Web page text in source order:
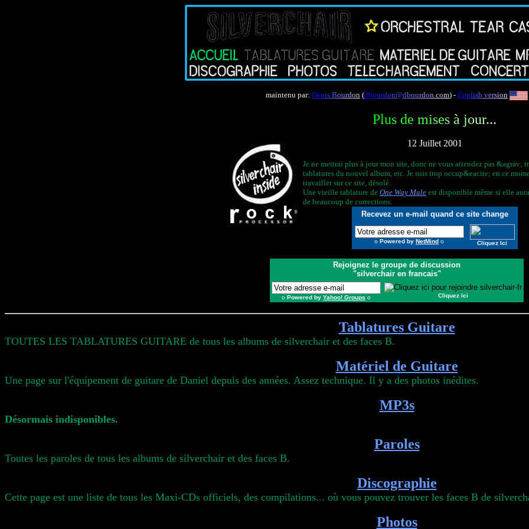
maintenu par: Denis Bourdon (dbourdon@dbourdon.com) - English version
Plus de mises à jour...
12 Juillet 2001
Je ne mettrai plus à jour mon site, donc ne vous attendez pas &agrav;
tablatures du nouvel album, etc. Je suis trop occup&eacite; en ce
travailler sur ce site, désolé.
Une vieille tablature de One Way Mule est disponible même si elle
de beaucoup de corrections.
Recevez un e-mail quand ce site change
o Powered by NetMind o Cliquez Ici
Rejoignez le groupe de discussion
"silverchair en francais"
o Powered by Yahoo! Groups o Cliquez Ici
Tablatures Guitare
TOUTES LES TABLATURES GUITARE de tous les albums de silverchair et des faces B.
Matériel de Guitare
Une page sur l'équipement de guitare de Daniel depuis des années. Assez technique. Il y a des photos inédites.
MP3s
Désormais indisponibles.
Paroles
Toutes les paroles de tous les albums de silverchair et des faces B.
Discographie
Cette page est une liste de tous les Maxi-CDs officiels, des compilations... où vous pouvez trouver les faces B de
Photos